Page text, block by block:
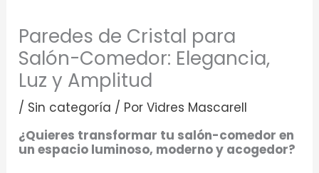
Paredes de Cristal para
Salón-Comedor: Elegancia,
Luz y Amplitud
/ Sin categoría / PorVidres Mascarell
¿Quieres transformar tu salón-comedor en
un espacio luminoso, moderno y acogedor?